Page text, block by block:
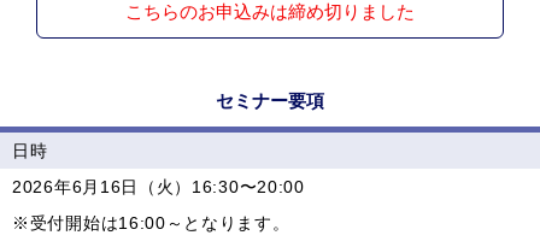
こちらのお申込みは締め切りました
セミナー要項
日時
2026年6月16日（火）16:30〜20:00
※受付開始は16:00～となります。